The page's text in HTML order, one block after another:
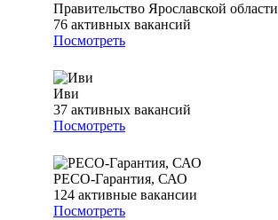
Правительство Ярославской области
76 активных вакансий
Посмотреть
Иви
37 активных вакансий
Посмотреть
РЕСО-Гарантия, САО
124 активные вакансии
Посмотреть